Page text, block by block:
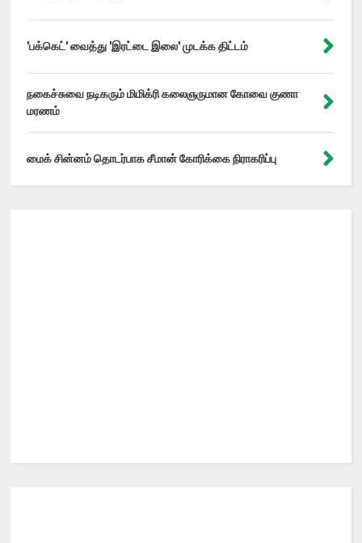
'பக்கெட்' வைத்து 'இரட்டை இலை' முடக்க திட்டம்
நகைச்சுவை நடிகரும் மிமிக்ரி கலைஞருமான கோவை குணா
மரணம்
மைக் சின்னம் தொடர்பாக சீமான் கோரிக்கை நிராகரிப்பு